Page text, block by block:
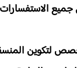
جميع
المنسقات